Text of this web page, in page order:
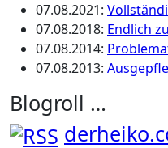
07.08.2021:
07.08.2018: Endlich
07.08.2014:
07.08.2013:
Blogroll …